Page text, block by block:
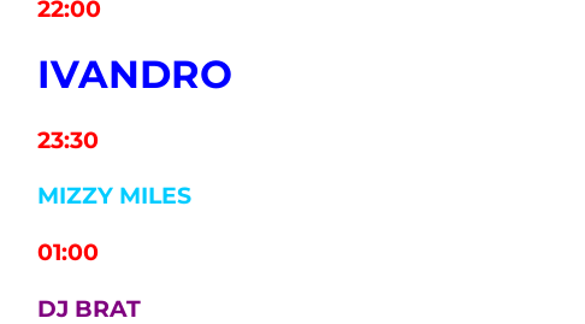
22:00
IVANDRO
23:30
MIZZY MILES
01:00
DJ BRAT